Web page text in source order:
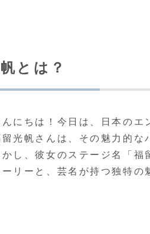
とは？
にちは！今日は、日本の
留光帆さんは、その魅力的
し、彼女のステージ名「
リーと、芸名が持つ独特の